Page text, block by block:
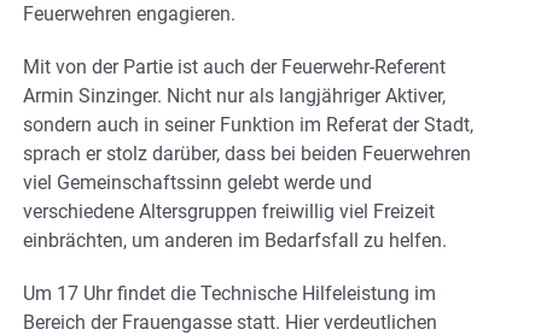
Feuerwehren engagieren.
Mit von der Partie ist auch der Feuerwehr-Referent
Armin Sinzinger. Nicht nur als langjähriger Aktiver,
sondern auch in seiner Funktion im Referat der Stadt,
sprach er stolz darüber, dass bei beiden Feuerwehren
viel Gemeinschaftssinn gelebt werde und
verschiedene Altersgruppen freiwillig viel Freizeit
einbrächten, um anderen im Bedarfsfall zu helfen.
Um 17 Uhr findet die Technische Hilfeleistung im
Bereich der Frauengasse statt. Hier verdeutlichen